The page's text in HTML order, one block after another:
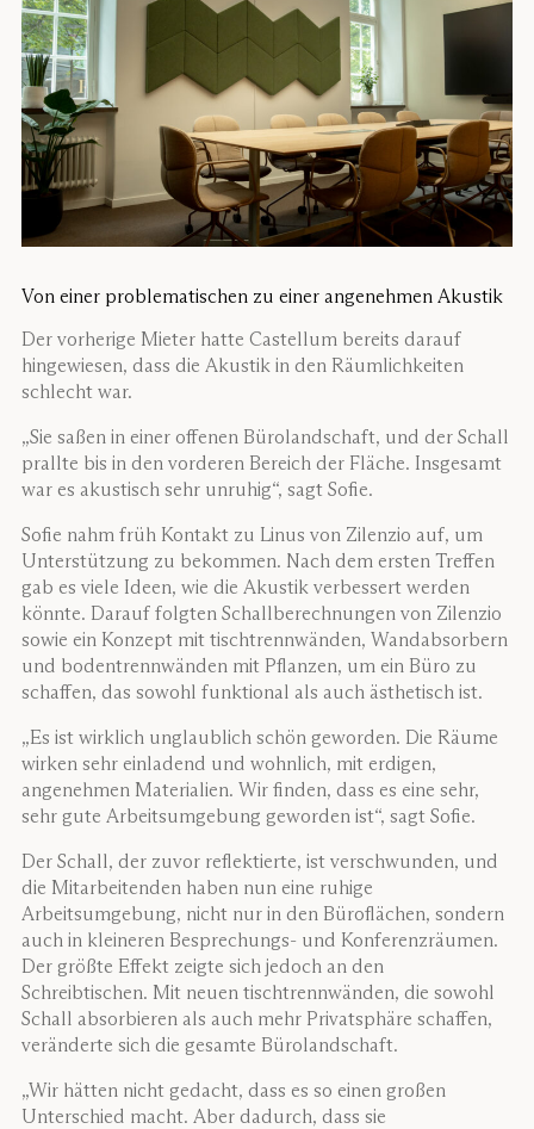
Von einer problematischen zu einer angenehmen Akustik
Der vorherige Mieter hatte Castellum bereits darauf
hingewiesen, dass die Akustik in den Räumlichkeiten
schlecht war.
„Sie saßen in einer offenen Bürolandschaft, und der Schall
prallte bis in den vorderen Bereich der Fläche. Insgesamt
war es akustisch sehr unruhig“, sagt Sofie.
Sofie nahm früh Kontakt zu Linus von Zilenzio auf, um
Unterstützung zu bekommen. Nach dem ersten Treffen
gab es viele Ideen, wie die Akustik verbessert werden
könnte. Darauf folgten Schallberechnungen von Zilenzio
sowie ein Konzept mit tischtrennwänden, Wandabsorbern
und bodentrennwänden mit Pflanzen, um ein Büro zu
schaffen, das sowohl funktional als auch ästhetisch ist.
„Es ist wirklich unglaublich schön geworden. Die Räume
wirken sehr einladend und wohnlich, mit erdigen,
angenehmen Materialien. Wir finden, dass es eine sehr,
sehr gute Arbeitsumgebung geworden ist“, sagt Sofie.
Der Schall, der zuvor reflektierte, ist verschwunden, und
die Mitarbeitenden haben nun eine ruhige
Arbeitsumgebung, nicht nur in den Büroflächen, sondern
auch in kleineren Besprechungs- und Konferenzräumen.
Der größte Effekt zeigte sich jedoch an den
Schreibtischen. Mit neuen tischtrennwänden, die sowohl
Schall absorbieren als auch mehr Privatsphäre schaffen,
veränderte sich die gesamte Bürolandschaft.
„Wir hätten nicht gedacht, dass es so einen großen
Unterschied macht. Aber dadurch, dass sie